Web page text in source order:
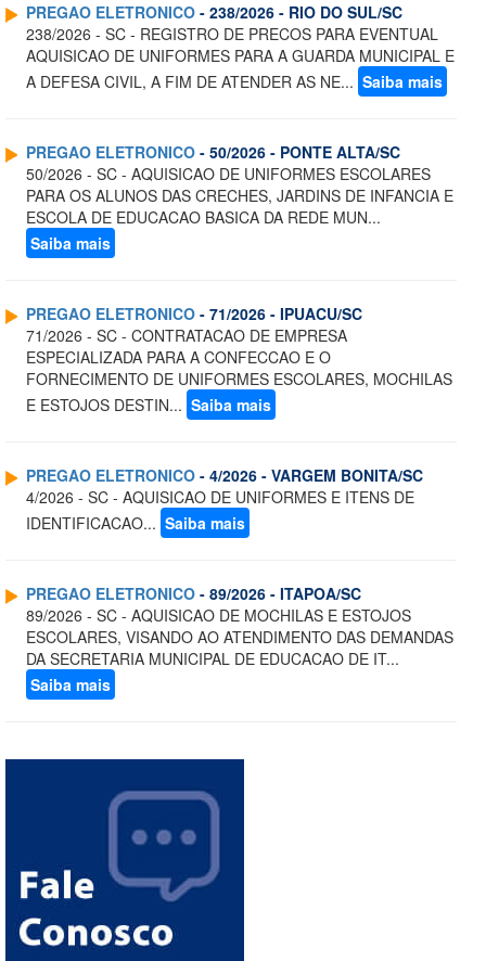
PREGAO ELETRONICO - 238/2026 - RIO DO SUL/SC
238/2026 - SC - REGISTRO DE PRECOS PARA EVENTUAL
AQUISICAO DE UNIFORMES PARA A GUARDA MUNICIPAL E
A DEFESA CIVIL, A FIM DE ATENDER AS NE... Saiba mais
PREGAO ELETRONICO - 50/2026 - PONTE ALTA/SC
50/2026 - SC - AQUISICAO DE UNIFORMES ESCOLARES
PARA OS ALUNOS DAS CRECHES, JARDINS DE INFANCIA E
ESCOLA DE EDUCACAO BASICA DA REDE MUN...
Saiba mais
PREGAO ELETRONICO - 71/2026 - IPUACU/SC
71/2026 - SC - CONTRATACAO DE EMPRESA
ESPECIALIZADA PARA A CONFECCAO E O
FORNECIMENTO DE UNIFORMES ESCOLARES, MOCHILAS
E ESTOJOS DESTIN... Saiba mais
PREGAO ELETRONICO - 4/2026 - VARGEM BONITA/SC
4/2026 - SC - AQUISICAO DE UNIFORMES E ITENS DE
IDENTIFICACAO... Saiba mais
PREGAO ELETRONICO - 89/2026 - ITAPOA/SC
89/2026 - SC - AQUISICAO DE MOCHILAS E ESTOJOS
ESCOLARES, VISANDO AO ATENDIMENTO DAS DEMANDAS
DA SECRETARIA MUNICIPAL DE EDUCACAO DE IT...
Saiba mais